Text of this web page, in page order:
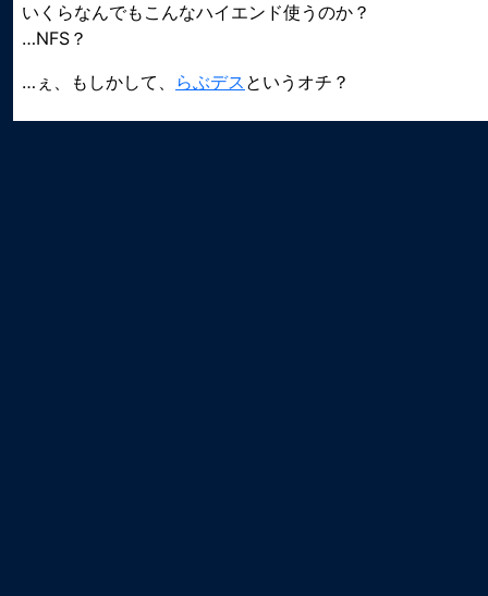
いくらなんでもこんなハイエンド使うのか？
…NFS？
…ぇ、もしかして、 らぶデス というオチ？